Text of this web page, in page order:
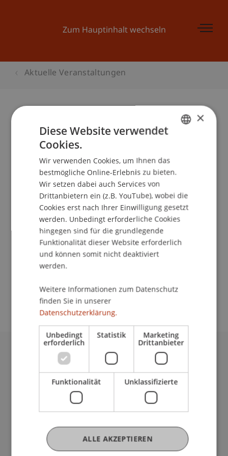
Zum Hauptinhalt wechseln
Aktuelle Veranstaltungen
Finanzperspektiven -
Liechtensteinische
Finanzintermediäre im Zeichen
aktueller Herausforderungen und
Chancen Fachtagung
Institut für Finanzdienstleistungen
Veranstaltungsdetails
Universität Liechtenstein
Fürst-Franz-Josef-Strasse
9490 Vaduz
T +423 265 11 11
Fußzeile Rechtliche Hinweise
Rechtssammlung
Datenschutzerklärung
×
Diese Website verwendet
Cookies.
Wir verwenden Cookies, um Ihnen das
bestmögliche Online-Erlebnis zu bieten.
Wir setzen dabei auch Services von
Drittanbietern ein (z.B. YouTube), wobei die
Cookies erst nach Ihrer Einwilligung gesetzt
werden. Unbedingt erforderliche Cookies
hingegen sind für die grundlegende
Funktionalität dieser Website erforderlich
und können somit nicht deaktiviert
werden.
Weitere Informationen zum Datenschutz
finden Sie in unserer
Datenschutzerklärung.
Unbedingt
erforderlich
Statistik Marketing
Drittanbieter
Funktionalität Unklassifizierte
ALLE AKZEPTIEREN